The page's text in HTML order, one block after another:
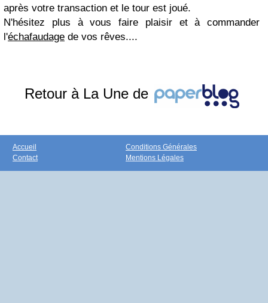
après votre transaction et le tour est joué.
N'hésitez plus à vous faire plaisir et à commander
l'échafaudage de vos rêves....
Retour à La Une de
Accueil
Contact
Conditions Générales
Mentions Légales